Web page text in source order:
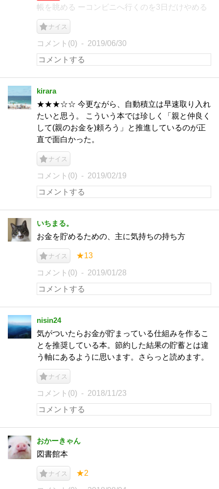
帳を眺める ーコンビニへ行くのを3日だけやめる
ナイス
コメント(0) 2019/06/30
kirara
★★★☆☆ 今更ながら、自動積立は早速取り入れ
たいと思う。 こういう本では珍しく「親と仲良く
して(親のお金を)頼ろう」と推進しているのが正
直で面白かった。
ナイス
コメント(0) 2019/02/19
いちまる。
お金を貯めるための、主に気持ちの持ち方
ナイス ★13
コメント(0) 2019/01/28
nisin24
気がついたらお金が貯まっている仕組みを作るこ
とを推奨している本。節約した結果の貯蓄とは違
う軸にあるように思います。さらっと読めます。
ナイス
コメント(0) 2018/11/23
おかーきゃん
図書館本
ナイス ★2